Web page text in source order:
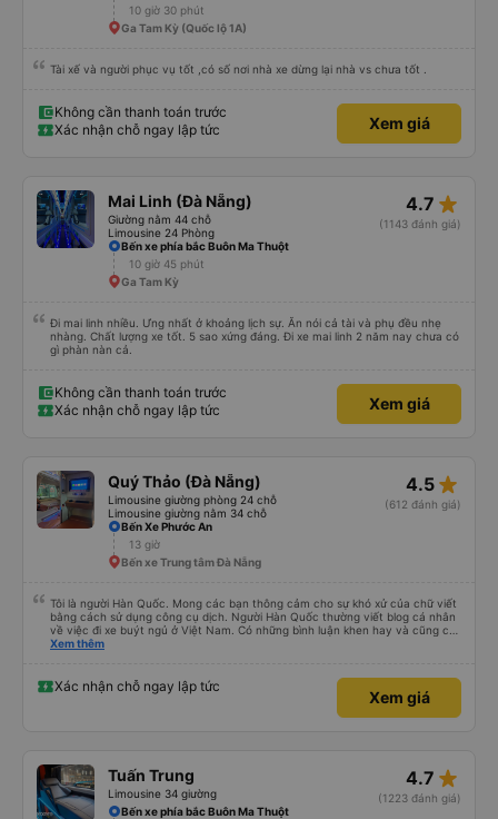
10 giờ 30 phút
Ga Tam Kỳ (Quốc lộ 1A)
Tài xế và người phục vụ tốt ,có số nơi nhà xe dừng lại nhà vs chưa tốt .
Không cần thanh toán trước
Xác nhận chỗ ngay lập tức
Xem giá
Mai Linh (Đà Nẵng)
Giường nằm 44 chỗ
Limousine 24 Phòng
4.7 star_rate
(1143 đánh giá)
Bến xe phía bắc Buôn Ma Thuột
10 giờ 45 phút
Ga Tam Kỳ
Đi mai linh nhiều. Ưng nhất ở khoảng lịch sự. Ăn nói cả tài và phụ đều nhẹ
nhàng. Chất lượng xe tốt. 5 sao xứng đáng. Đi xe mai linh 2 năm nay chưa có
gì phàn nàn cả.
Không cần thanh toán trước
Xác nhận chỗ ngay lập tức
Xem giá
Quý Thảo (Đà Nẵng)
Limousine giường phòng 24 chỗ
Limousine giường nằm 34 chỗ
4.5 star_rate
(612 đánh giá)
Bến Xe Phước An
13 giờ
Bến xe Trung tâm Đà Nẵng
Tôi là người Hàn Quốc. Mong các bạn thông cảm cho sự khó xử của chữ viết
bằng cách sử dụng công cụ dịch. Người Hàn Quốc thường viết blog cá nhân
về việc đi xe buýt ngủ ở Việt Nam. Có những bình luận khen hay và cũng có
những bình luận khen vất vả nên tôi đã rất lo lắng. Đó là một sự lo lắng vô
를 보시게 되는 한국분들께 정보를 드리자면 저는 다낭에서 꾸이년가는 버스를 탔습
니다. 같은 회사라도 버스마다 퀄리티가 다른지는 모르겠는데, 제가 탄 버스는 쾌적
하고 좋았어요. 자리 넓찍하고 베개 이불 깨끗합니다. 뭐 경적소리야 베트남에서는
뭐 전 새우자세가 편해서 불만은 없었습니다 : )
Xem thêm
Xác nhận chỗ ngay lập tức
Xem giá
Tuấn Trung
Limousine 34 giường
4.7 star_rate
(1223 đánh giá)
Bến xe phía bắc Buôn Ma Thuột